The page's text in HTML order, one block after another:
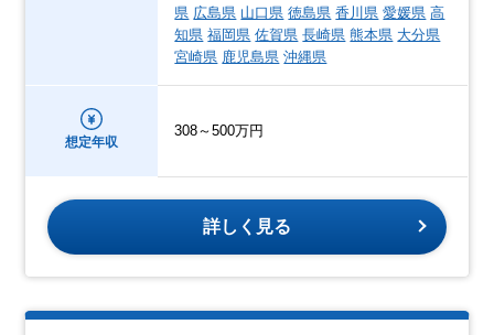
県 広島県 山口県 徳島県 香川県 愛媛県 高
知県 福岡県 佐賀県 長崎県 熊本県 大分県
宮崎県 鹿児島県 沖縄県
想定年収
308～500万円
詳しく見る